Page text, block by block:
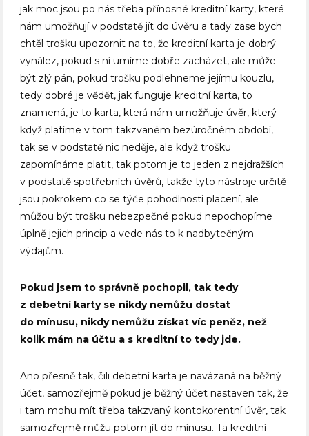
jak moc jsou po nás třeba přínosné kreditní karty, které
nám umožňují v podstatě jít do úvěru a tady zase bych
chtěl trošku upozornit na to, že kreditní karta je dobrý
vynález, pokud s ní umíme dobře zacházet, ale může
být zlý pán, pokud trošku podlehneme jejímu kouzlu,
tedy dobré je vědět, jak funguje kreditní karta, to
znamená, je to karta, která nám umožňuje úvěr, který
když platíme v tom takzvaném bezúročném období,
tak se v podstatě nic neděje, ale když trošku
zapomínáme platit, tak potom je to jeden z nejdražších
v podstatě spotřebních úvěrů, takže tyto nástroje určitě
jsou pokrokem co se týče pohodlnosti placení, ale
můžou být trošku nebezpečné pokud nepochopíme
úplně jejich princip a vede nás to k nadbytečným
výdajům.
Pokud jsem to správně pochopil, tak tedy
z debetní karty se nikdy nemůžu dostat
do mínusu, nikdy nemůžu získat víc peněz, než
kolik mám na účtu a s kreditní to tedy jde.
Ano přesně tak, čili debetní karta je navázaná na běžný
účet, samozřejmě pokud je běžný účet nastaven tak, že
i tam mohu mít třeba takzvaný kontokorentní úvěr, tak
samozřejmě můžu potom jít do mínusu. Ta kreditní